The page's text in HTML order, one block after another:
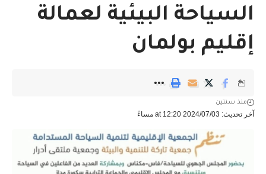
السياحة البيئية لعمالة
إقليم بولمان
آخر تحديث: 2024/07/03 at 12:20 مساءً
منذ سنتين